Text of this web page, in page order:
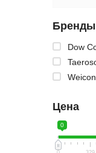
Бренды
Dow
Weicon
Цена
0